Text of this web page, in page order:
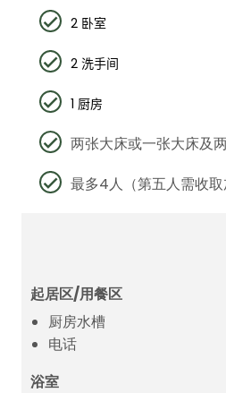
2 卧室
2 洗手间
1 厨房
两张大床或一张大床及
最多4人（第五人需收取
起居区/用餐区
厨房水槽
电话
浴室